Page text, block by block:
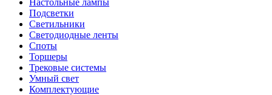
Настольные лампы
Подсветки
Светильники
Светодиодные ленты
Споты
Торшеры
Трековые системы
Умный свет
Комплектующие